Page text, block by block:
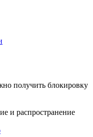
получить блокировку
и распространение